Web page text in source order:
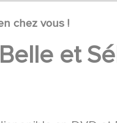
chez vous !
et